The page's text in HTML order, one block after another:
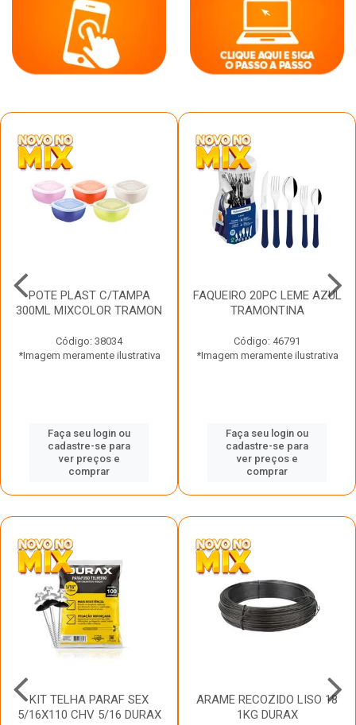
POTE PLAST C/TAMPA
300ML MIXCOLOR TRAMON
Código: 38034
*Imagem meramente ilustrativa
Faça seu login ou
cadastre-se para
ver preços e
comprar
FAQUEIRO 20PC LEME AZUL
TRAMONTINA
Código: 46791
*Imagem meramente ilustrativa
Faça seu login ou
cadastre-se para
ver preços e
comprar
KIT TELHA PARAF SEX
5/16X110 CHV 5/16 DURAX
ARAME RECOZIDO LISO 18
1KG DURAX